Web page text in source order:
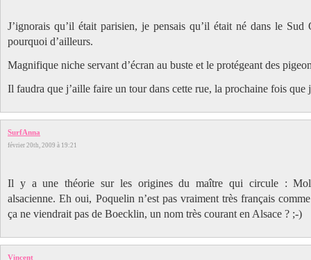
J’ignorais qu’il était parisien, je pensais qu’il était né dans le Sud
pourquoi d’ailleurs.
Magnifique niche servant d’écran au buste et le protégeant des
Il faudra que j’aille faire un tour dans cette rue, la prochaine fois
SurfAnna
février 20th, 2009 à 19:21
Il y a une théorie sur les origines du maître qui circule :
alsacienne. Eh oui, Poquelin n’est pas vraiment très français
ça ne viendrait pas de Boecklin, un nom très courant en Alsace ? ;-)
Vincent